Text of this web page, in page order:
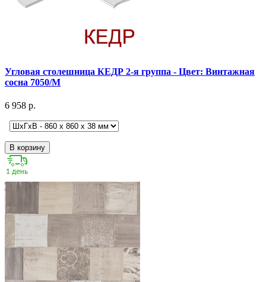
Угловая столешница КЕДР 2-я группа - Цвет: Винтажная
сосна 7050/М
6 958 р.
В корзину